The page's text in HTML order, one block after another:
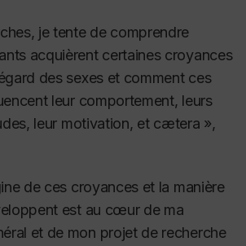
je tente de comprendre
acquièrent certaines croyances
des sexes et comment ces
leur comportement, leurs
leur motivation, et cætera »,
de ces croyances et la manière
est au cœur de ma
et de mon projet de recherche